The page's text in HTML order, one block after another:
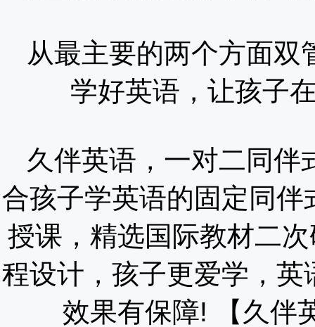
从最主要的两个方面双
学好英语，让孩子
久伴英语，一对二同伴
合孩子学英语的固定同
授课，精选国际教材二
程设计，孩子更爱学，
效果有保障!
【久